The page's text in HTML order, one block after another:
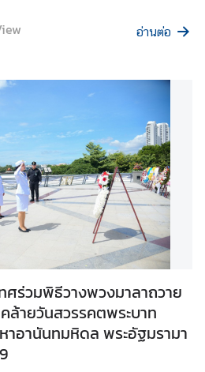
อ่านต่อ
ศร่วมพิธีวางพวงมาลาถวาย
ล้ายวันสวรรคตพระบาท
าอานันทมหิดล พระอัฐมรามา